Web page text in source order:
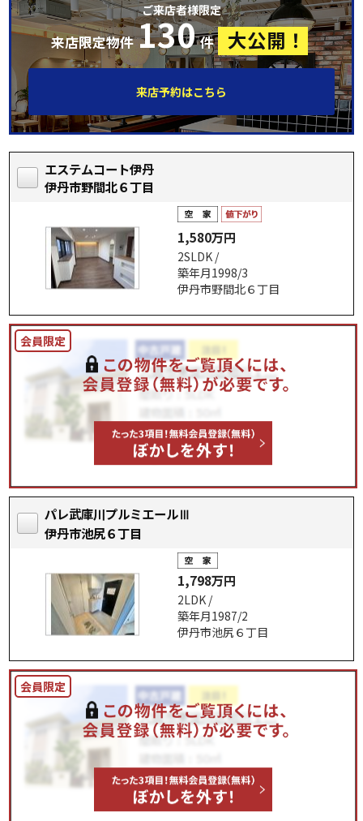
ご来店者様限定
来店限定物件 130 件 大公開！
来店予約はこちら
エステムコート伊丹
伊丹市野間北６丁目
1,580万円
2SLDK /
築年月1998/3
伊丹市野間北６丁目
パレ武庫川プルミエールⅢ
伊丹市池尻６丁目
1,798万円
2LDK /
築年月1987/2
伊丹市池尻６丁目